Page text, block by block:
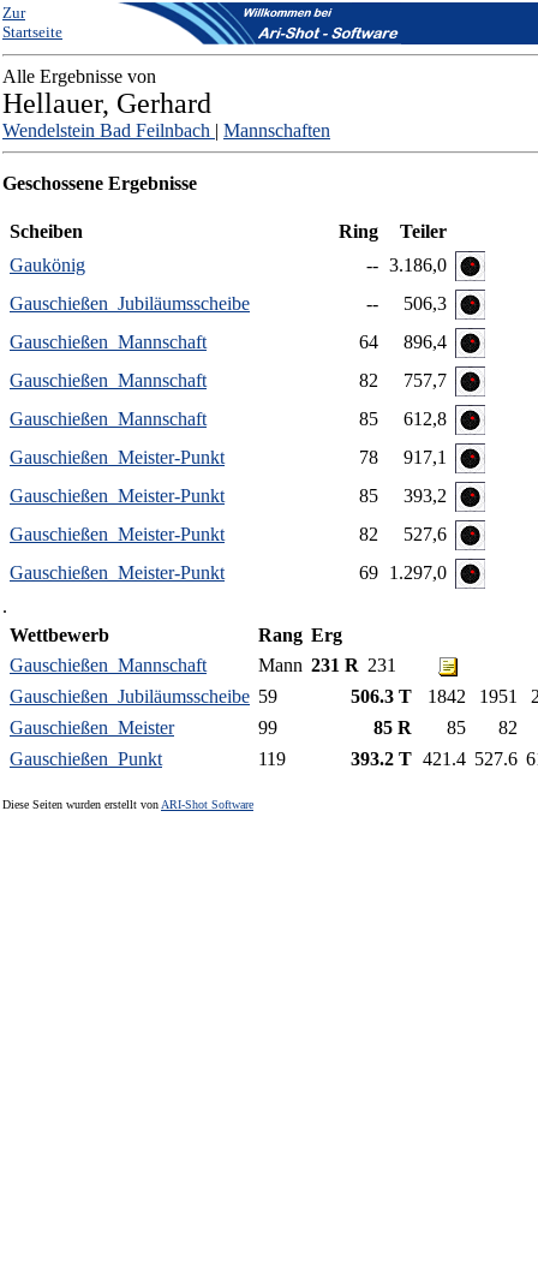
Zur
Startseite
Alle Ergebnisse von
Hellauer, Gerhard
Wendelstein Bad Feilnbach | Mannschaften
Geschossene Ergebnisse
Scheiben Ring
Teiler
Gaukönig
-- 3.186,0
Gauschießen_Jubiläumsscheibe
--
506,3
Gauschießen_Mannschaft
64
896,4
Gauschießen_Mannschaft
82
757,7
Gauschießen_Mannschaft
85
612,8
Gauschießen_Meister-Punkt
78
917,1
Gauschießen_Meister-Punkt
85
393,2
Gauschießen_Meister-Punkt
82
527,6
Gauschießen_Meister-Punkt
69 1.297,0
.
Wettbewerb
Rang Erg
Gauschießen_Mannschaft
Mann 231 R 231
Gauschießen_Jubiläumsscheibe 59 506.3 T 1842 1951
Gauschießen_Meister
99 85 R 85
82
Gauschießen_Punkt
119 393.2 T 421.4 527.6
Diese Seiten wurden erstellt von ARI-Shot Software